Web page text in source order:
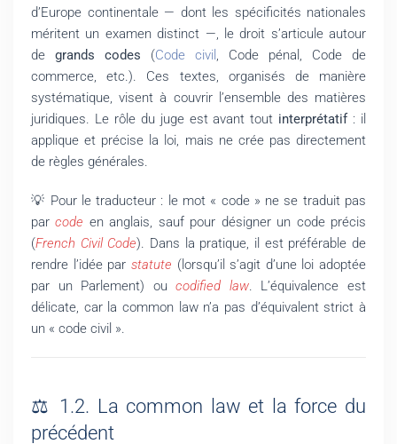
d’Europe continentale — dont les spécificités nationales
méritent un examen distinct —, le droit s’articule autour
de grands codes (Code civil , Code pénal, Code de
commerce, etc.). Ces textes, organisés de manière
systématique, visent à couvrir l’ensemble des matières
juridiques. Le rôle du juge est avant tout interprétatif: il
applique et précise la loi, mais ne crée pas directement
de règles générales.
💡 Pour le traducteur : le mot « code » ne se traduit pas
parcode en anglais, sauf pour désigner un code précis
(French Civil Code). Dans la pratique, il est préférable de
rendre l’idée par statute (lorsqu’il s’agit d’une loi adoptée
par un Parlement) oucodified law. L’équivalence est
délicate, car la common law n’a pas d’équivalent strict à
un « code civil ».
⚖️ 1.2. La common law et la force du
précédent